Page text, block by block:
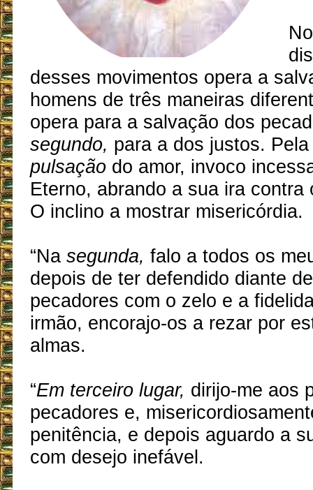
desses movimentos opera a
homens de três maneiras
opera para a salvação dos
segundo, para a dos justos.
pulsaçãodo amor, invoco
Eterno, abrando a sua ira contra
O inclino a mostrar misericórdia.
“Na segunda, falo a todos os
depois de ter defendido diante
pecadores com o zelo e a
irmão, encorajo-os a rezar por
almas.
“Em terceiro lugar, dirijo-me aos
pecadores e,
penitência, e depois aguardo a
com desejo inefável.